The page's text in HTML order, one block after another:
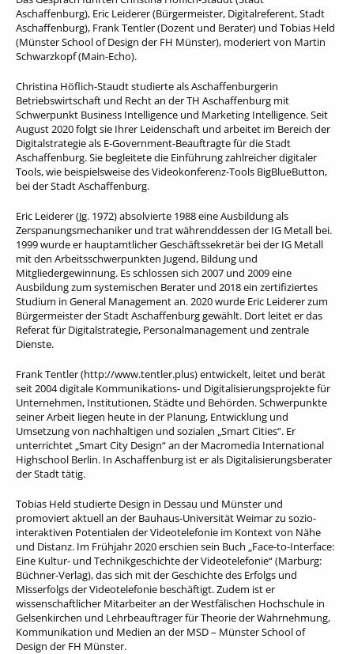
Aschaffenburg), Eric Leiderer (Bürgermeister, Digitalreferent, Stadt
Aschaffenburg), Frank Tentler (Dozent und Berater) und Tobias Held
(Münster School of Design der FH Münster), moderiert von Martin
Schwarzkopf (Main-Echo).
Christina Höflich-Staudt studierte als Aschaffenburgerin
Betriebswirtschaft und Recht an der TH Aschaffenburg mit
Schwerpunkt Business Intelligence und Marketing Intelligence. Seit
August 2020 folgt sie Ihrer Leidenschaft und arbeitet im Bereich der
Digitalstrategie als E-Government-Beauftragte für die Stadt
Aschaffenburg. Sie begleitete die Einführung zahlreicher digitaler
Tools, wie beispielsweise des Videokonferenz-Tools BigBlueButton,
bei der Stadt Aschaffenburg.
Eric Leiderer (Jg. 1972) absolvierte 1988 eine Ausbildung als
Zerspanungsmechaniker und trat währenddessen der IG Metall bei.
1999 wurde er hauptamtlicher Geschäftssekretär bei der IG Metall
mit den Arbeitsschwerpunkten Jugend, Bildung und
Mitgliedergewinnung. Es schlossen sich 2007 und 2009 eine
Ausbildung zum systemischen Berater und 2018 ein zertifiziertes
Studium in General Management an. 2020 wurde Eric Leiderer zum
Bürgermeister der Stadt Aschaffenburg gewählt. Dort leitet er das
Referat für Digitalstrategie, Personalmanagement und zentrale
Dienste.
Frank Tentler (http://www.tentler.plus) entwickelt, leitet und berät
seit 2004 digitale Kommunikations- und Digitalisierungsprojekte für
Unternehmen, Institutionen, Städte und Behörden. Schwerpunkte
seiner Arbeit liegen heute in der Planung, Entwicklung und
Umsetzung von nachhaltigen und sozialen „Smart Cities“. Er
unterrichtet „Smart City Design“ an der Macromedia International
Highschool Berlin. In Aschaffenburg ist er als Digitalisierungsberater
der Stadt tätig.
Tobias Held studierte Design in Dessau und Münster und
promoviert aktuell an der Bauhaus-Universität Weimar zu sozio-
interaktiven Potentialen der Videotelefonie im Kontext von Nähe
und Distanz. Im Frühjahr 2020 erschien sein Buch „Face-to-Interface:
Eine Kultur- und Technikgeschichte der Videotelefonie“ (Marburg:
Büchner-Verlag), das sich mit der Geschichte des Erfolgs und
Misserfolgs der Videotelefonie beschäftigt. Zudem ist er
wissenschaftlicher Mitarbeiter an der Westfälischen Hochschule in
Gelsenkirchen und Lehrbeauftrager für Theorie der Wahrnehmung,
Kommunikation und Medien an der MSD – Münster School of
Design der FH Münster.